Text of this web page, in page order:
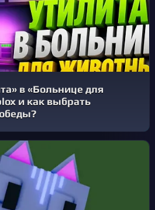
в «Больнице для
и как выбрать